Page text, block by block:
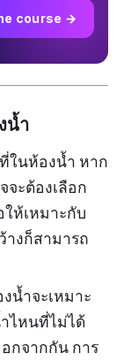
course →
น้ำ
ในห้องน้ำ หาก
ะต้องเลือก
ห้เหมาะกับ
งก็สามารถ
น้ำจะเหมาะ
ไหนที่ไม่ได้
กจากกัน การ